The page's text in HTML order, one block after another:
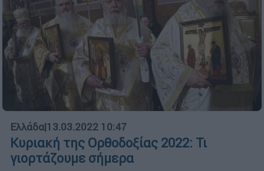
Ελλάδα|13.03.2022 10:47
Κυριακή της Ορθοδοξίας 2022: Τι
γιορτάζουμε σήμερα